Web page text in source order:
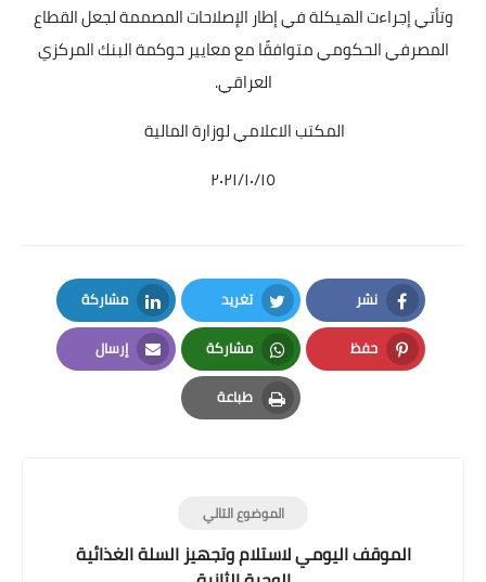
وتأتي إجراءت الهيكلة في إطار الإصلاحات المصممة لجعل القطاع
المصرفي الحكومي متوافقًا مع معايير حوكمة البنك المركزي
العراقي.
المكتب الاعلامي لوزارة المالية
٢٠٢١/١٠/١٥
نشر
Facebook
تغريد
Twitter
مشاركة
LinkedIn
حفظ
Pinterest
مشاركة
Whatsapp
إرسال
Email
طباعة
Print
الموضوع التالي
الموقف اليومي لاستلام وتجهيز السلة الغذائية